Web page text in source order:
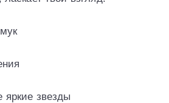
звезды